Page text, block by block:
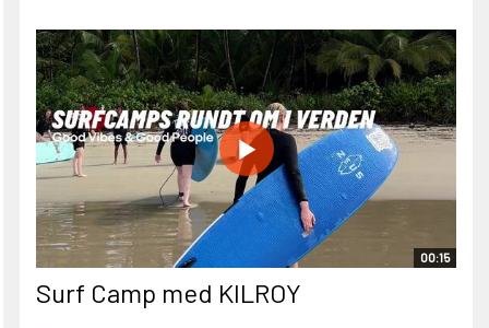
00:15
Surf Camp med KILROY